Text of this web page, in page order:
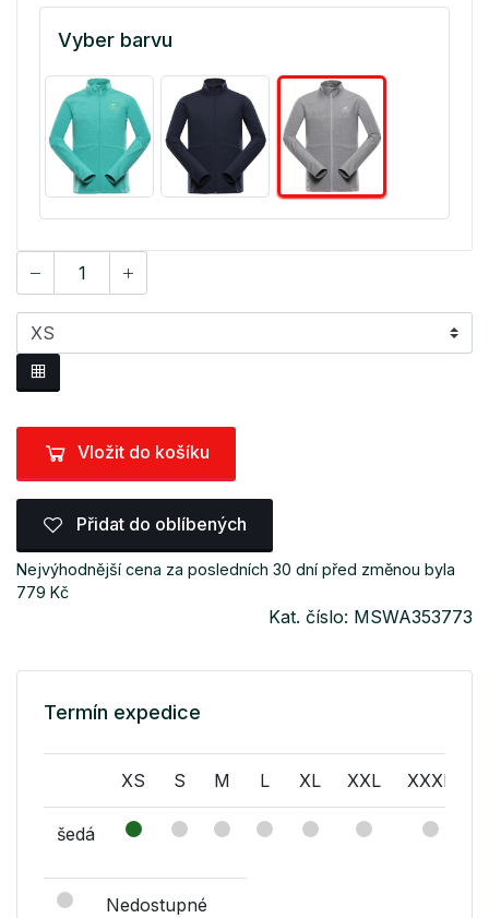
Vyber barvu
Vložit do košíku
Přidat do oblíbených
Nejvýhodnější cena za posledních 30 dní před změnou byla
779 Kč
Kat. číslo: MSWA353773
Termín expedice
XS S M L XL XXL XXXL
šedá
Nedostupné